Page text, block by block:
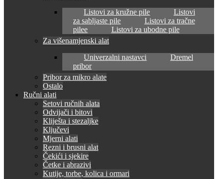
Listovi za kružne pile
Listovi
za sabljaste pile
Listovi za tračne
pilee
Listovi za ubodne pile
Za višenamjenski alat
Univerzalni nastavci
Dremel
pribor
Pribor za mikro alate
Ostalo
Ručni alati
Setovi ručnih alata
Odvijači i bitovi
Kliješta i stezaljke
Ključevi
Mjerni alati
Rezni i brusni alat
Čekići i sjekire
Četke i abrazivi
Kutije, torbe, kolica i ormari